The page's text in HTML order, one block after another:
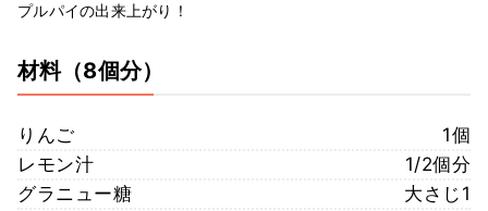
プルパイの出来上がり！
材料（8個分）
りんご
1個
レモン汁
1/2個分
グラニュー糖
大さじ1